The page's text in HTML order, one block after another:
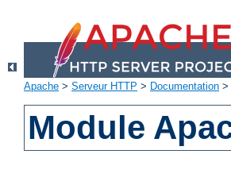
Apache > Serveur HTTP > Documentation >
Module